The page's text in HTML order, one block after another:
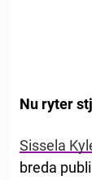
Nu ryter
Sissela
breda